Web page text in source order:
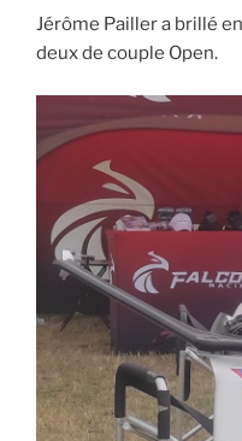
Jérôme Pailler a brillé
deux de couple Open.